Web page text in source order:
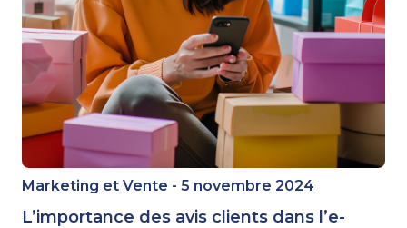
Marketing et Vente - 5 novembre 2024
L’importance des avis clients dans l’e-